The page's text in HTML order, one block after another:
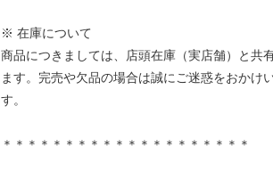
※ 在庫について
商品につきましては、店頭在庫（実店舗）と共
ます。完売や欠品の場合は誠にご迷惑をおかけ
す。
＊＊＊＊＊＊＊＊＊＊＊＊＊＊＊＊＊＊＊＊